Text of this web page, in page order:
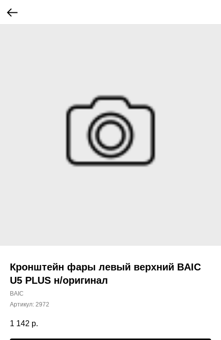
Кронштейн фары левый верхний BAIC
U5 PLUS н/оригинал
BAIC
Артикул: 2972
1 142 р.